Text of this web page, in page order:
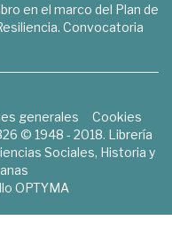
en el marco del Plan de
Convocatoria
generales
Cookies
© 1948 - 2018. Librería
Sociales, Historia y
OPTYMA